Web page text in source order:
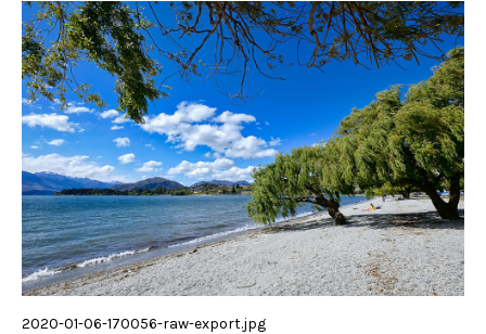
2020-01-06-170056-raw-export.jpg